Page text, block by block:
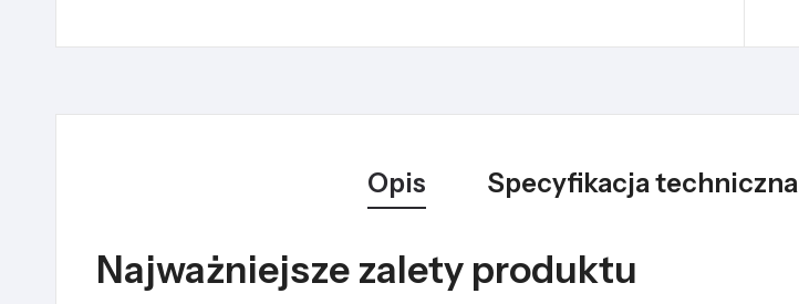
Opis Specyfikacja techniczna
Najważniejsze zalety produktu